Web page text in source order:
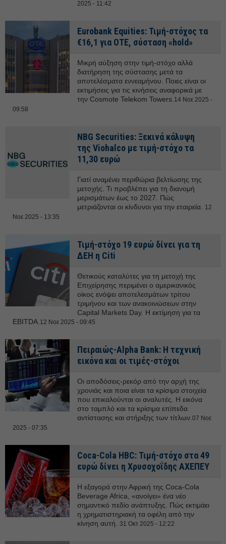
2025 - 11:42
Eurobank Equities: Τιμή-στόχος τα
€16,1 για ΟΤΕ, σύσταση «hold»
Μικρή αύξηση στην τιμή-στόχο αλλά
διατήρηση της σύστασης μετά τα
αποτελέσματα εννεαμήνου. Ποιες είναι οι
εκτιμήσεις για τις κινήσεις αναφορικά με
την Cosmote Telekom Towers. 14 Νοε 2025 -
09:58
NBG Securities: Ξεκινά κάλυψη
της Viohalco με τιμή-στόχο τα
11,30 ευρώ
Γιατί αναμένει περιθώρια βελτίωσης της
μετοχής. Τι προβλέπει για τη διανομή
μερισμάτων έως το 2027. Πώς
μετριάζονται οι κίνδυνοι για την εταιρεία.
12
Νοε 2025 - 13:35
Τιμή-στόχο 19 ευρώ δίνει για τη
ΔΕΗ η Citi
Θετικούς καταλύτες για τη μετοχή της
Επιχείρησης περιμένει ο αμερικανικός
οίκος ενόψει αποτελεσμάτων τρίτου
τριμήνου και των ανακοινώσεων στην
Capital Markets Day. Η εκτίμηση για τα
EBITDA. 12 Νοε 2025 - 09:45
Πειραιώς-Alpha Bank: Η τεχνική
εικόνα και οι τιμές-στόχοι
Οι αποδόσεις-ρεκόρ από την αρχή της
χρονιάς και ποια είναι τα κρίσιμα στοιχεία
που επικαλούνται οι αναλυτές. Η εικόνα
στο ταμπλό και τα κρίσιμα επίπεδα
αντίστασης και στήριξης των τίτλων.07 Νοε
2025 - 07:35
Coca-Cola HBC: Τιμή-στόχο στα 49
ευρώ δίνει η Χρυσοχοΐδης ΑΧΕΠΕΥ
Η εξαγορά στην Αφρική της Coca-Cola
Beverage Africa, «ανοίγει» ένα νέο
σημαντικό πεδίο ανάπτυξης. Πώς εκτιμάει
η χρηματιστηριακή τα οφέλη από την
κίνηση αυτή.31 Οκτ 2025 - 12:22